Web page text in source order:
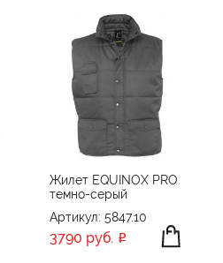
Жилет EQUINOX PRO
темно-серый
Артикул: 5847.10
3790 руб.